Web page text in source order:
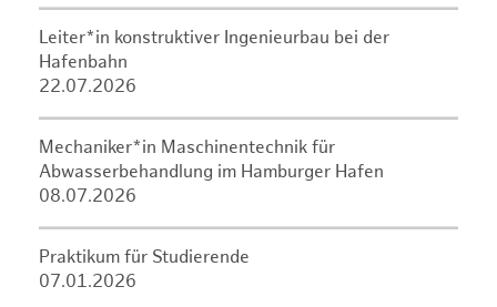
Leiter*in konstruktiver Ingenieurbau bei der
Hafenbahn
22.07.2026
Mechaniker*in Maschinentechnik für
Abwasserbehandlung im Hamburger Hafen
08.07.2026
Praktikum für Studierende
07.01.2026